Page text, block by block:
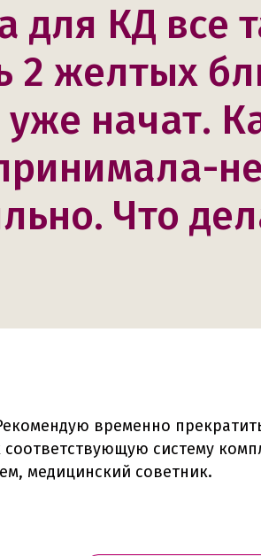
для КД все
2 желтых
уже начат.
Что
временно
систему
медицинский советник.